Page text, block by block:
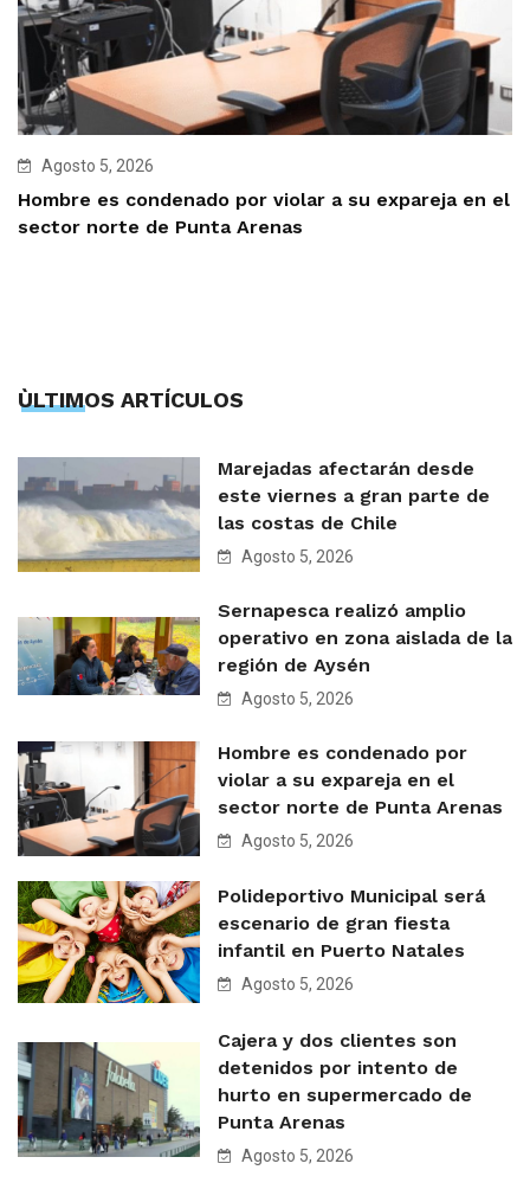
Agosto 5, 2026
Hombre es condenado por violar a su expareja en el
sector norte de Punta Arenas
ÙLTIMOS ARTÍCULOS
Marejadas afectarán desde
este viernes a gran parte de
las costas de Chile
Agosto 5, 2026
Sernapesca realizó amplio
operativo en zona aislada de la
región de Aysén
Agosto 5, 2026
Hombre es condenado por
violar a su expareja en el
sector norte de Punta Arenas
Agosto 5, 2026
Polideportivo Municipal será
escenario de gran fiesta
infantil en Puerto Natales
Agosto 5, 2026
Cajera y dos clientes son
detenidos por intento de
hurto en supermercado de
Punta Arenas
Agosto 5, 2026